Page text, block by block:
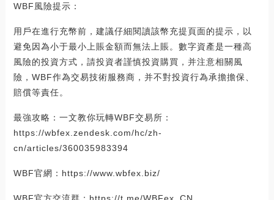
WBF風險提示：
用戶在進行充幣前，建議仔細閱讀該幣充提頁面的提示，以
避免因為小于最小上賬金額而無法上賬。數字資產是一種高
風險的投資方式，請投資者謹慎投資購買，并注意相關風
險，WBF作為交易技術服務商，并不對投資行為承擔擔保、
賠償等責任。
最強攻略：一文教你玩轉WBF交易所：
https://wbfex.zendesk.com/hc/zh-
cn/articles/360035983394
WBF官網：https://www.wbfex.biz/